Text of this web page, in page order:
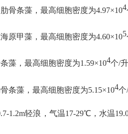
骨条藻，最高细胞密度为4.97×104
原甲藻，最高细胞密度为4.60×105
藻，最高细胞密度为1.59×104个/
条藻，最高细胞密度为5.15×104个
1.2m轻浪，气温17-29℃，水温